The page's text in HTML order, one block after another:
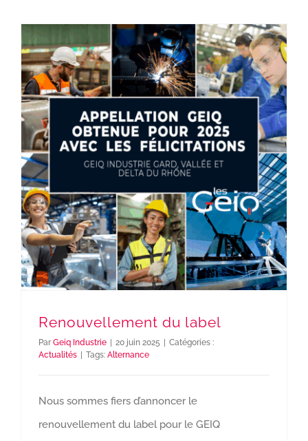
Renouvellement du label
Par Geiq Industrie 20 juin 2025
Catégories :
Actualités
Tags: Alternance
Nous sommes fiers d’annoncer le
renouvellement du label pour le GEIQ